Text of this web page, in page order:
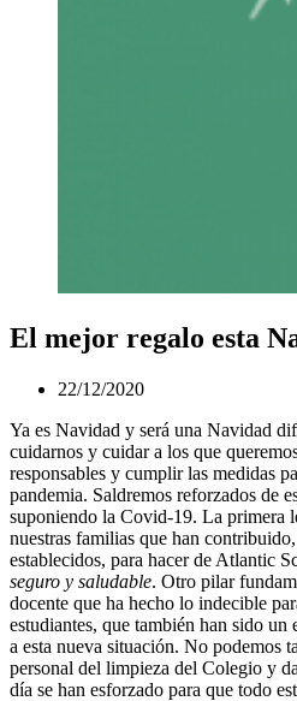
El mejor regalo esta
22/12/2020
Ya es Navidad y será una Navidad
cuidarnos y cuidar a los que
responsables y cumplir las medidas
pandemia. Saldremos reforzados de
suponiendo la Covid-19. La primera
nuestras familias que han
establecidos, para hacer de Atlantic
seguro y saludable. Otro pilar
docente que ha hecho lo indecible
estudiantes, que también han sido un
a esta nueva situación. No podemos
personal del limpieza del Colegio y
día se han esforzado para que todo